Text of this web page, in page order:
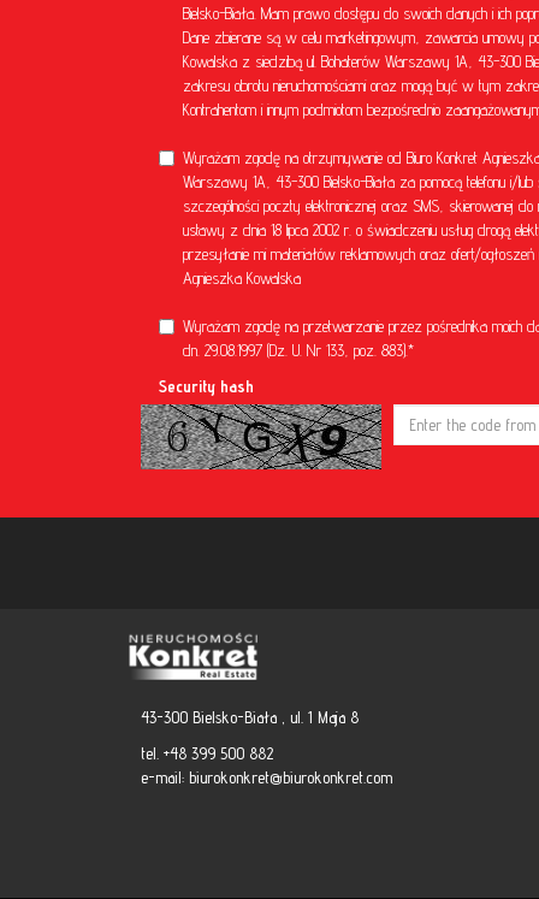
Bielsko-Biała. Mam prawo dostępu do swoich danych i ich
Dane zbierane są w celu marketingowym, zawarcia umowy
Kowalska z siedzibą ul. Bohaterów Warszawy 1A, 43-300
zakresu obrotu nieruchomościami oraz mogą być w tym
Kontrahentom i innym podmiotom bezpośrednio
Wyrażam zgodę na otrzymywanie od Biuro Konkret
Warszawy 1A, 43-300 Bielsko-Biała za pomocą telefonu i/
szczególności poczty elektronicznej oraz SMS, skierowanej
ustawy z dnia 18 lipca 2002 r. o świadczeniu usług drogą
przesyłanie mi materiałów reklamowych oraz ofert/ogłoszeń
Agnieszka Kowalska
Wyrażam zgodę na przetwarzanie przez pośrednika moich
dn. 29.08.1997 (Dz. U. Nr 133, poz. 883).*
Security hash
43-300 Bielsko-Biała , ul. 1 Maja 8
tel. +48 399 500 882
e-mail: biurokonkret@biurokonkret.com